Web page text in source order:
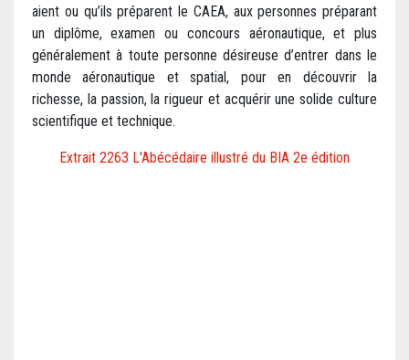
aient ou qu’ils préparent le CAEA, aux personnes préparant
un diplôme, examen ou concours aéronautique, et plus
généralement à toute personne désireuse d’entrer dans le
monde aéronautique et spatial, pour en découvrir la
richesse, la passion, la rigueur et acquérir une solide culture
scientifique et technique.
Extrait 2263 L'Abécédaire illustré du BIA 2e édition